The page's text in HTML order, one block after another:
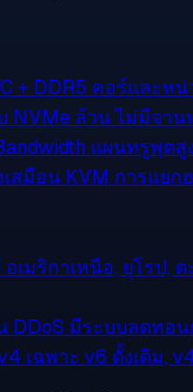
+ DDR5 คอร์และหน่
NVMe ล้วนไม่มีจาน
แผนทรูพุตสู
สมือน KVM การแยก
อเมริกาเหนือ, ยุโรป,
DDoS มีระบบลดทอน
เฉพาะ v6 ดั้งเดิม,